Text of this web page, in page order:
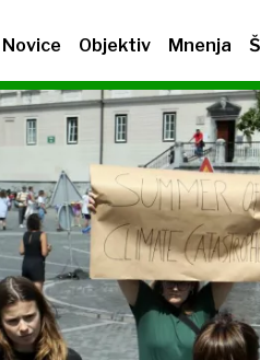
Novice Objektiv Mnenja